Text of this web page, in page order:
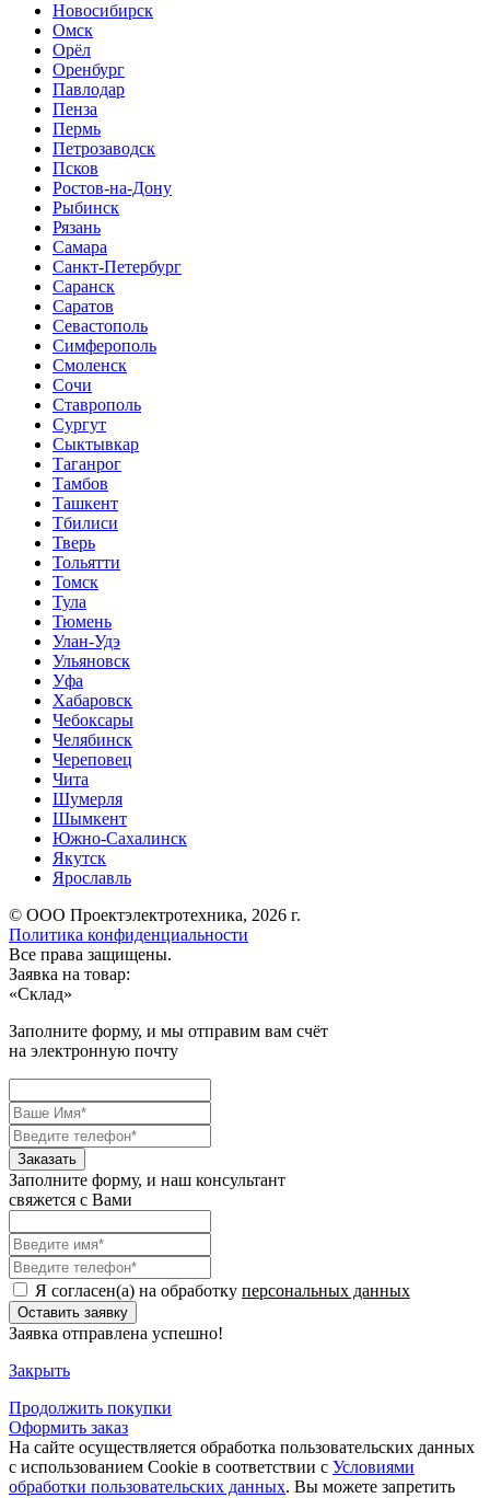
Новосибирск
Омск
Орёл
Оренбург
Павлодар
Пенза
Пермь
Петрозаводск
Псков
Ростов-на-Дону
Рыбинск
Рязань
Самара
Санкт-Петербург
Саранск
Саратов
Севастополь
Симферополь
Смоленск
Сочи
Ставрополь
Сургут
Сыктывкар
Таганрог
Тамбов
Ташкент
Тбилиси
Тверь
Тольятти
Томск
Тула
Тюмень
Улан-Удэ
Ульяновск
Уфа
Хабаровск
Чебоксары
Челябинск
Череповец
Чита
Шумерля
Шымкент
Южно-Сахалинск
Якутск
Ярославль
© ООО Проектэлектротехника, 2026 г.
Политика конфиденциальности
Все права защищены.
Заявка на товар:
«Склад»
Заполните форму, и мы отправим вам счёт
на электронную почту
Заполните форму, и наш консультант
свяжется с Вами
Я согласен(а) на обработку персональных данных
Заявка отправлена успешно!
Закрыть
Продолжить покупки
Оформить заказ
На сайте осуществляется обработка пользовательских данных
с использованием Cookie в соответствии с Условиями
обработки пользовательских данных. Вы можете запретить